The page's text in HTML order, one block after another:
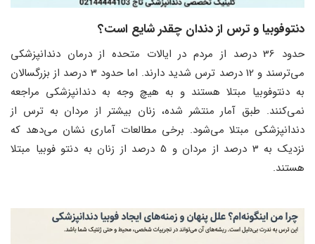
دنتوفوبیا و ترس از دندان چقدر شایع است؟
حدود 36 درصد از مردم در ایالات متحده از درمان دندانپزشکی
می‌ترسند و 12 درصد ترس شدید دارند. اما حدود 3 درصد از بزرگسالان
به دنتوفوبیا مبتلا هستند و به هیچ وجه به دندانپزشکی مراجعه
نمی‌کنند. طبق آمار منتشر شده، زنان بیشتر از مردان به ترس از
دندانپزشکی مبتلا می‌شود. برخی مطالعات آماری نشان می‌دهد که
نزدیک به 3 درصد از مردان و 5 درصد از زنان به دنتو فوبیا مبتلا
هستند.